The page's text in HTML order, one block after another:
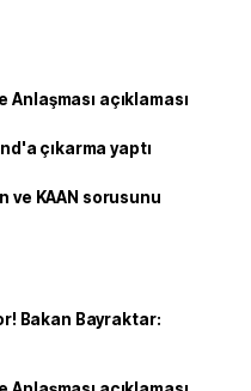
açıklaması
çıkarma yaptı
ve KAAN sorusunu
Bakan Bayraktar: